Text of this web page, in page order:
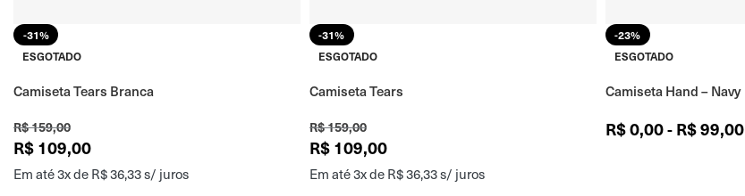
-31%
ESGOTADO
Camiseta Tears Branca
R$159,00
R$109,00
Em até 3x de R$36,33s/ juros
-31%
ESGOTADO
Camiseta Tears
R$159,00
R$109,00
Em até 3x de R$36,33s/ juros
-23%
ESGOTADO
Camiseta Hand – Navy
R$0,00-R$99,00